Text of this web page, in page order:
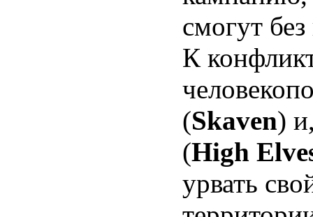
смогут
К
(Skaven)
(High
урвать